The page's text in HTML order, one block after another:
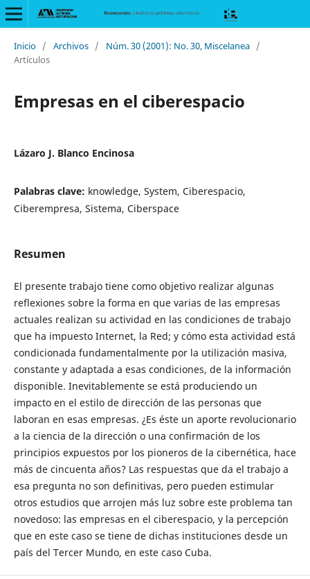
Inicio / Archivos / Núm. 30 (2001): No. 30, Miscelanea /
Artículos
Empresas en el ciberespacio
Lázaro J. Blanco Encinosa
Palabras clave: knowledge, System, Ciberespacio,
Ciberempresa, Sistema, Ciberspace
Resumen
El presente trabajo tiene como objetivo realizar algunas
reflexiones sobre la forma en que varias de las empresas
actuales realizan su actividad en las condiciones de trabajo
que ha impuesto Internet, la Red; y cómo esta actividad está
condicionada fundamentalmente por la utilización masiva,
constante y adaptada a esas condiciones, de la información
disponible. Inevitablemente se está produciendo un
impacto en el estilo de dirección de las personas que
laboran en esas empresas. ¿Es éste un aporte revolucionario
a la ciencia de la dirección o una confirmación de los
principios expuestos por los pioneros de la cibernética, hace
más de cincuenta años? Las respuestas que da el trabajo a
esa pregunta no son definitivas, pero pueden estimular
otros estudios que arrojen más luz sobre este problema tan
novedoso: las empresas en el ciberespacio, y la percepción
que en este caso se tiene de dichas instituciones desde un
país del Tercer Mundo, en este caso Cuba.